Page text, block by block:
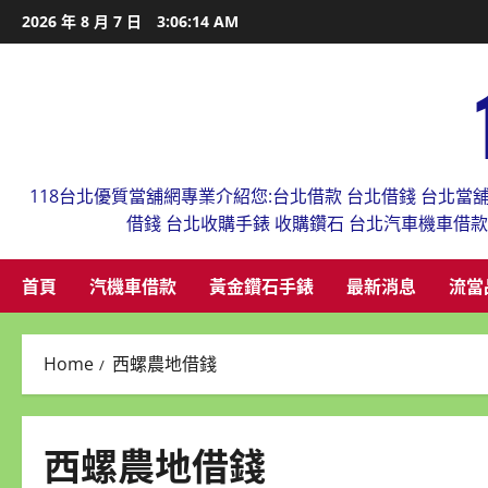
Skip
to
2026 年 8 月 7 日 3:06:15 AM
118台北優質當舖網專業介紹您:台北借款 台北借錢 台北當
借錢 台北收購手錶 收購鑽石 台北汽車機車借
首頁 汽機車借款 黃金鑽石手錶 最新消息 流
Home 西螺農地借錢
西螺農地借錢